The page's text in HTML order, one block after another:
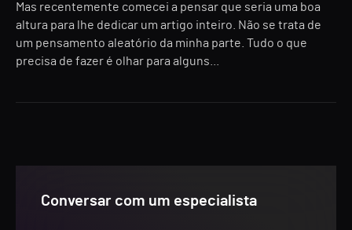
Conversar com um especialista
Mas recentemente comecei a pensar que seria uma boa
altura para lhe dedicar um artigo inteiro. Não se trata de
um pensamento aleatório da minha parte. Tudo o que
precisa de fazer é olhar para alguns...